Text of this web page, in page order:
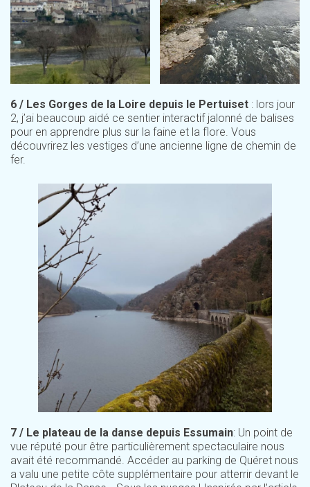
6 / Les Gorges de la Loire depuis le Pertuiset : lors jour
2, j’ai beaucoup aidé ce sentier interactif jalonné de balises
pour en apprendre plus sur la faine et la flore. Vous
découvrirez les vestiges d’une ancienne ligne de chemin de
fer.
7 / Le plateau de la danse depuis Essumain: Un point de
vue réputé pour être particulièrement spectaculaire nous
avait été recommandé. Accéder au parking de Quéret nous
a valu une petite côte supplémentaire pour atterrir devant le